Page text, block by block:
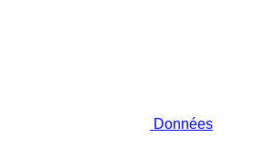
Données